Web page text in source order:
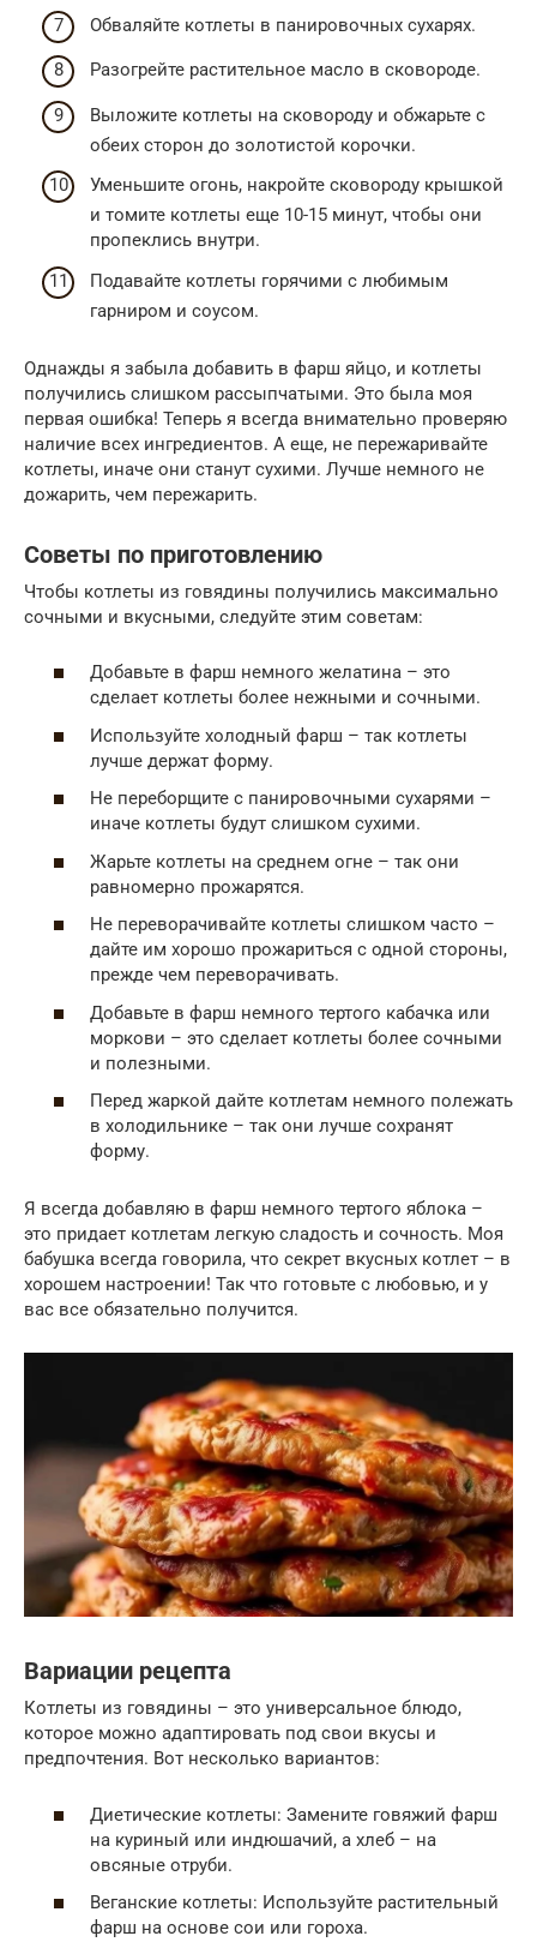
Обваляйте котлеты в панировочных сухарях.
Разогрейте растительное масло в сковороде.
Выложите котлеты на сковороду и обжарьте с
обеих сторон до золотистой корочки.
Уменьшите огонь, накройте сковороду крышкой
и томите котлеты еще 10-15 минут, чтобы они
пропеклись внутри.
Подавайте котлеты горячими с любимым
гарниром и соусом.
Однажды я забыла добавить в фарш яйцо, и котлеты
получились слишком рассыпчатыми. Это была моя
первая ошибка! Теперь я всегда внимательно проверяю
наличие всех ингредиентов. А еще, не пережаривайте
котлеты, иначе они станут сухими. Лучше немного не
дожарить, чем пережарить.
Советы по приготовлению
Чтобы котлеты из говядины получились максимально
сочными и вкусными, следуйте этим советам:
Добавьте в фарш немного желатина – это
сделает котлеты более нежными и сочными.
Используйте холодный фарш – так котлеты
лучше держат форму.
Не переборщите с панировочными сухарями –
иначе котлеты будут слишком сухими.
Жарьте котлеты на среднем огне – так они
равномерно прожарятся.
Не переворачивайте котлеты слишком часто –
дайте им хорошо прожариться с одной стороны,
прежде чем переворачивать.
Добавьте в фарш немного тертого кабачка или
моркови – это сделает котлеты более сочными
и полезными.
Перед жаркой дайте котлетам немного полежать
в холодильнике – так они лучше сохранят
форму.
Я всегда добавляю в фарш немного тертого яблока –
это придает котлетам легкую сладость и сочность. Моя
бабушка всегда говорила, что секрет вкусных котлет – в
хорошем настроении! Так что готовьте с любовью, и у
вас все обязательно получится.
Вариации рецепта
Котлеты из говядины – это универсальное блюдо,
которое можно адаптировать под свои вкусы и
предпочтения. Вот несколько вариантов:
Диетические котлеты: Замените говяжий фарш
на куриный или индюшачий, а хлеб – на
овсяные отруби.
Веганские котлеты: Используйте растительный
фарш на основе сои или гороха.